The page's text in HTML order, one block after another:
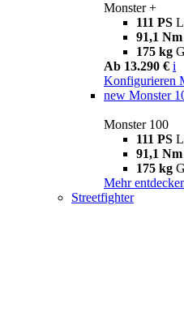
Monster +
111 PS
91,1 Nm
175 kg
Ab 13.290 € i
Konfigurieren
new Monster
Monster 100
111 PS
91,1 Nm
175 kg
Mehr
Streetfighter